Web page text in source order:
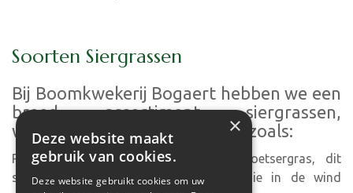
Soorten Siergrassen
Bij Boomkwekerij Bogaert hebben we een
breed assortiment siergrassen,
waaronder populaire soorten zoals:
Pennisetum: Ook bekend als lampenpoetsergras, dit
siergras heeft pluimachtige bloemen die in de wind
×
Deze website maakt
gebruik van cookies.
Deze website gebruikt cookies om uw